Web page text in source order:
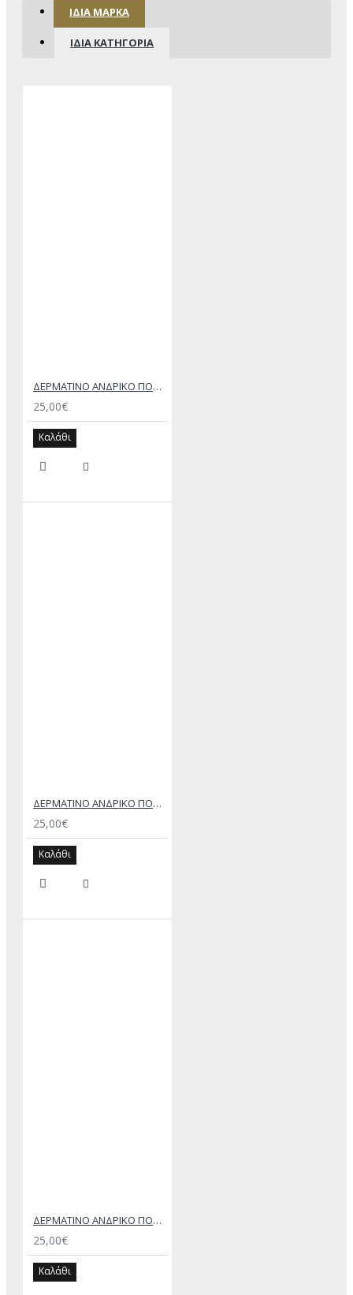
ΊΔΙΑ ΜΆΡΚΑ
ΊΔΙΑ ΚΑΤΗΓΟΡΊΑ
ΔΕΡΜΑΤΙΝΟ ΑΝΔΡΙΚΟ ΠΟΡΤΟΦΟΛΙ ΚΑΦΕ
25,00€
Καλάθι
ΔΕΡΜΑΤΙΝΟ ΑΝΔΡΙΚΟ ΠΟΡΤΟΦΟΛΙ ΚΑΦΕ
25,00€
Καλάθι
ΔΕΡΜΑΤΙΝΟ ΑΝΔΡΙΚΟ ΠΟΡΤΟΦΟΛΙ ΚΑΦΕ
25,00€
Καλάθι